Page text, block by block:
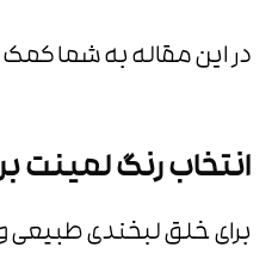
در این مقاله به شما
انتخاب رنگ لمینت
برای خلق لبخندی طبیعی